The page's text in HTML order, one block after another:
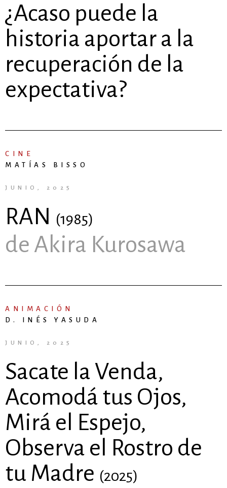
¿Acaso puede la
historia aportar a la
recuperación de la
expectativa?
CINE
MATÍAS BISSO
JUNIO, 2025
RAN (1985)
de Akira Kurosawa
ANIMACIÓN
D. INÉS YASUDA
JUNIO, 2025
Sacate la Venda,
Acomodá tus Ojos,
Mirá el Espejo,
Observa el Rostro de
tu Madre (2025)